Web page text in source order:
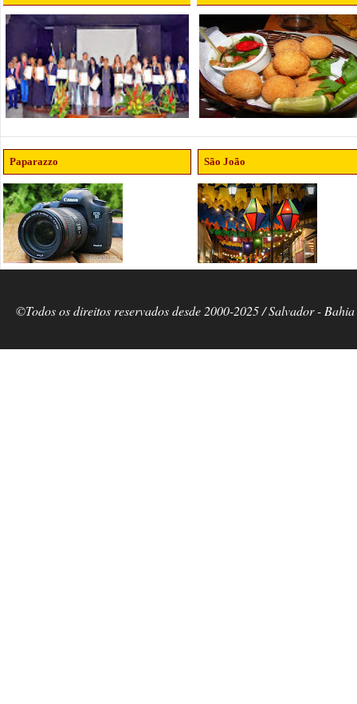
Paparazzo São João
©Todos os direitos reservados desde 2000-2025 / Salvador -